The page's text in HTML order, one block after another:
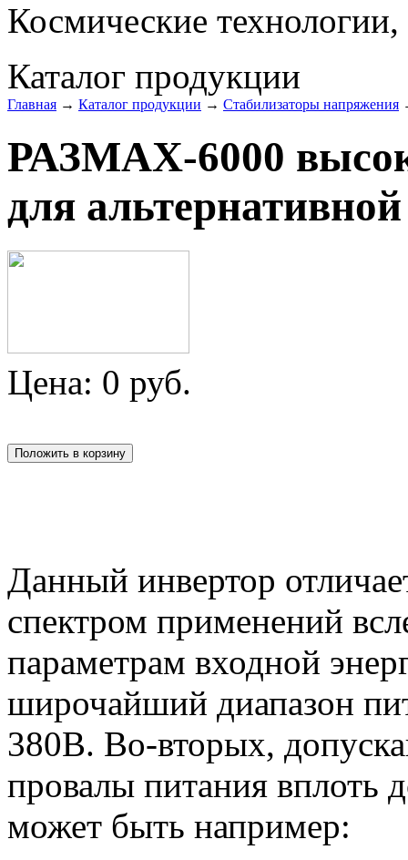
Космические технологии,
Каталог продукции
Главная → Каталог продукции → Стабилизаторы напряжения
РАЗМАХ-6000
для
Цена: 0 руб.
Данный инвертор
спектром применений
параметрам входной
широчайший диапазон
380В. Во-вторых,
провалы питания вплоть
может быть например: